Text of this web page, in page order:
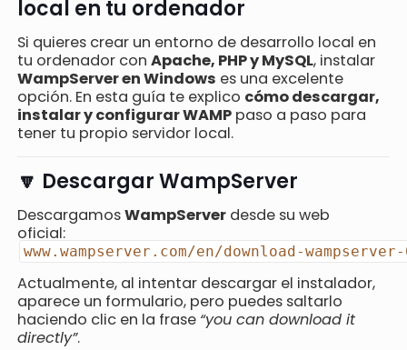
local en tu ordenador
Si quieres crear un entorno de desarrollo local en
tu ordenador conApache, PHP y MySQL, instalar
WampServer en Windows es una excelente
opción. En esta guía te explico cómo descargar,
instalar y configurar WAMP paso a paso para
tener tu propio servidor local.
🔽 Descargar WampServer
DescargamosWampServer desde su web
oficial:
www.wampserver.com/en/download-
Actualmente, al intentar descargar el instalador,
aparece un formulario, pero puedes saltarlo
haciendo clic en la frase “you can download it
directly”.